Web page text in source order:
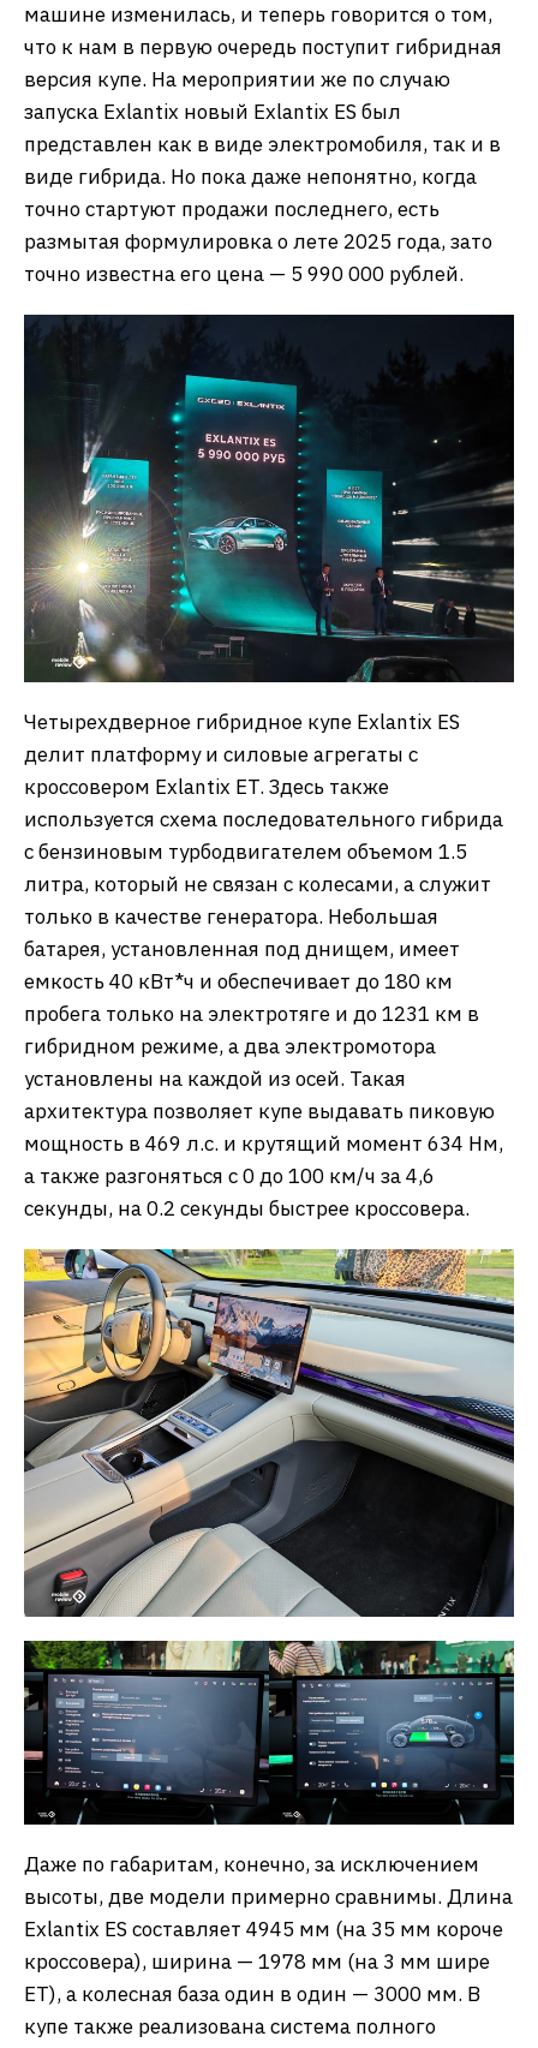
машине изменилась, и теперь говорится о том,
что к нам в первую очередь поступит гибридная
версия купе. На мероприятии же по случаю
запуска Exlantix новый Exlantix ES был
представлен как в виде электромобиля, так и в
виде гибрида. Но пока даже непонятно, когда
точно стартуют продажи последнего, есть
размытая формулировка о лете 2025 года, зато
точно известна его цена — 5 990 000 рублей.
Четырехдверное гибридное купе Exlantix ES
делит платформу и силовые агрегаты с
кроссовером Exlantix ET. Здесь также
используется схема последовательного гибрида
с бензиновым турбодвигателем объемом 1.5
литра, который не связан с колесами, а служит
только в качестве генератора. Небольшая
батарея, установленная под днищем, имеет
емкость 40 кВт*ч и обеспечивает до 180 км
пробега только на электротяге и до 1231 км в
гибридном режиме, а два электромотора
установлены на каждой из осей. Такая
архитектура позволяет купе выдавать пиковую
мощность в 469 л.с. и крутящий момент 634 Нм,
а также разгоняться с 0 до 100 км/ч за 4,6
секунды, на 0.2 секунды быстрее кроссовера.
Даже по габаритам, конечно, за исключением
высоты, две модели примерно сравнимы. Длина
Exlantix ES составляет 4945 мм (на 35 мм короче
кроссовера), ширина — 1978 мм (на 3 мм шире
ET), а колесная база один в один — 3000 мм. В
купе также реализована система полного